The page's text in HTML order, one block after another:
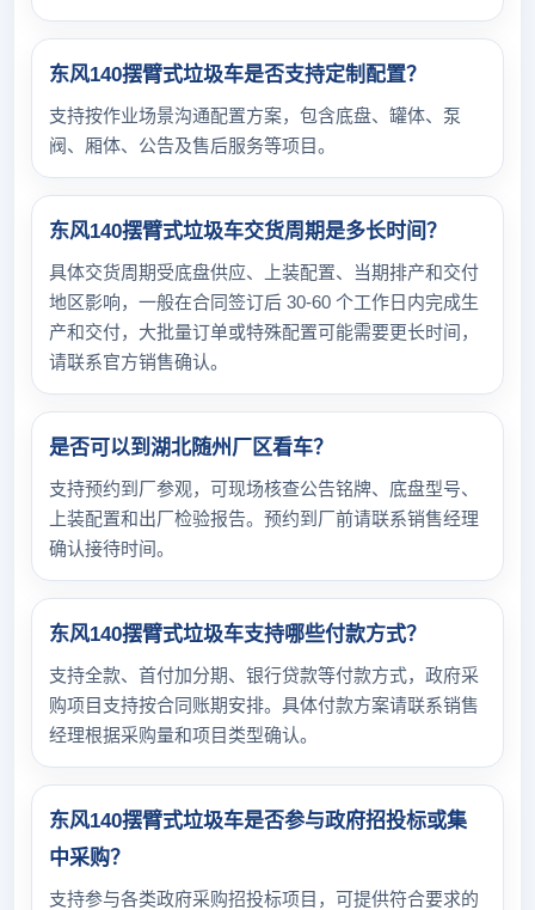
东风140摆臂式垃圾车是否支持定制配置？
支持按作业场景沟通配置方案，包含底盘、罐体、泵
阀、厢体、公告及售后服务等项目。
东风140摆臂式垃圾车交货周期是多长时间？
具体交货周期受底盘供应、上装配置、当期排产和交付
地区影响，一般在合同签订后 30-60 个工作日内完成生
产和交付，大批量订单或特殊配置可能需要更长时间，
请联系官方销售确认。
是否可以到湖北随州厂区看车？
支持预约到厂参观，可现场核查公告铭牌、底盘型号、
上装配置和出厂检验报告。预约到厂前请联系销售经理
确认接待时间。
东风140摆臂式垃圾车支持哪些付款方式？
支持全款、首付加分期、银行贷款等付款方式，政府采
购项目支持按合同账期安排。具体付款方案请联系销售
经理根据采购量和项目类型确认。
东风140摆臂式垃圾车是否参与政府招投标或集
中采购？
支持参与各类政府采购招投标项目，可提供符合要求的